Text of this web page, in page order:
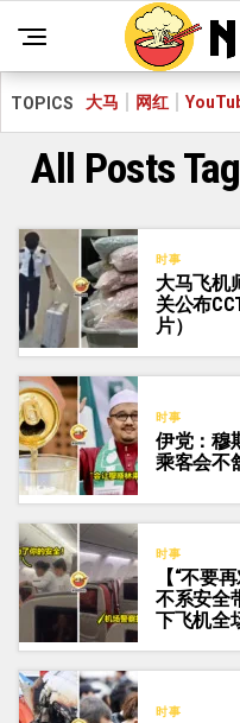
TOPICS 大马 网红
All Posts
时事
大马飞机
关公布
片）
时事
伊党：穆
乘客会不
时事
【“不要
不系安全
下飞机全
时事